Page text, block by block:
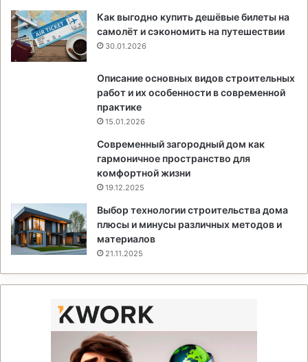
Как выгодно купить дешёвые билеты на
самолёт и сэкономить на путешествии
30.01.2026
Описание основных видов строительных
работ и их особенности в современной
практике
15.01.2026
Современный загородный дом как
гармоничное пространство для
комфортной жизни
19.12.2025
Выбор технологии строительства дома
плюсы и минусы различных методов и
материалов
21.11.2025